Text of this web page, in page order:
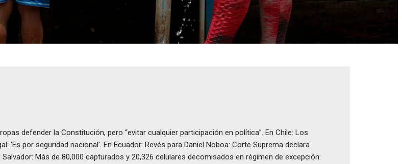
defender la Constitución, pero “evitar cualquier participación en política”. En Chile: Los
por seguridad nacional’. En Ecuador: Revés para Daniel Noboa: Corte Suprema declara
Más de 80,000 capturados y 20,326 celulares decomisados en régimen de excepción: